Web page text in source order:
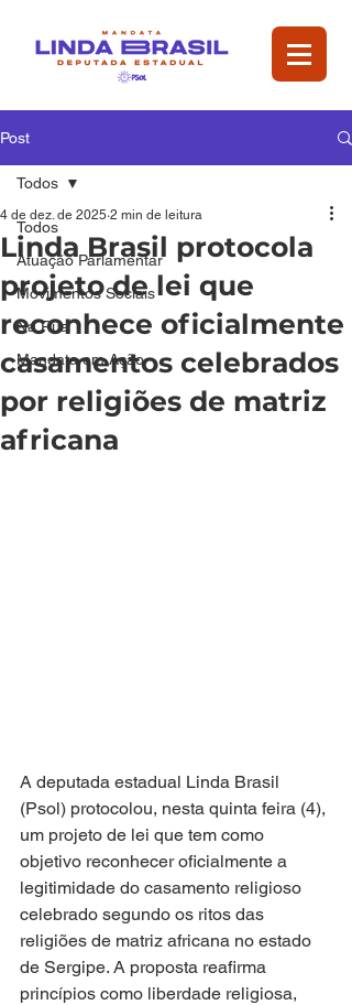
Post
Todos
Atuação Parlamentar
Movimentos Sociais
Na Rua
Mandata em Ação
Todos
Linda Brasil protocola
projeto de lei que
reconhece oficialmente
casamentos celebrados
por religiões de matriz
africana
4 de dez. de 2025 2 min de leitura
A deputada estadual Linda Brasil
(Psol) protocolou, nesta quinta feira (4),
um projeto de lei que tem como
objetivo reconhecer oficialmente a
legitimidade do casamento religioso
celebrado segundo os ritos das
religiões de matriz africana no estado
de Sergipe. A proposta reafirma
princípios como liberdade religiosa,